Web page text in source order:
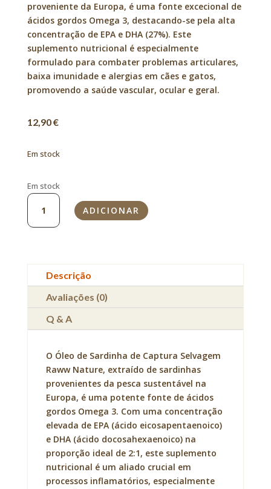
proveniente da Europa, é uma fonte excecional de
ácidos gordos Omega 3, destacando-se pela alta
concentração de EPA e DHA (27%). Este
suplemento nutricional é especialmente
formulado para combater problemas articulares,
baixa imunidade e alergias em cães e gatos,
promovendo a saúde vascular, ocular e geral.
12,90€
Em stock
Em stock
Quantidade
Óleo
-
e
articulações
ADICIONAR
Descrição
Avaliações (0)
Q & A
O Óleo de Sardinha de Captura Selvagem
Raww Nature, extraído de sardinhas
provenientes da pesca sustentável na
Europa, é uma potente fonte de ácidos
gordos Omega 3. Com uma concentração
elevada de EPA (ácido eicosapentaenoico)
e DHA (ácido docosahexaenoico) na
proporção ideal de 2:1, este suplemento
nutricional é um aliado crucial em
processos inflamatórios, especialmente